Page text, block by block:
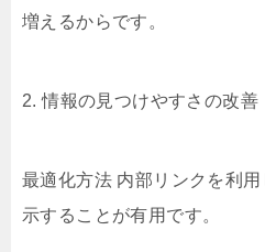
増えるからです。
2. 情報の見つけやすさの改善
最適化方法 内部リンクを利
示することが有用です。